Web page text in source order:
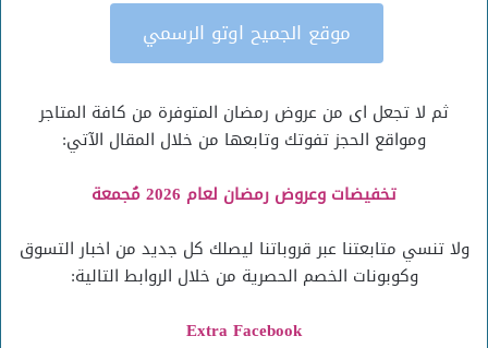
موقع الجميح اوتو الرسمي
ثم لا تجعل اى من عروض رمضان المتوفرة من كافة المتاجر
ومواقع الحجز تفوتك وتابعها من خلال المقال الآتي:
تخفيضات وعروض رمضان لعام 2026 مُجمعة
ولا تنسي متابعتنا عبر قروباتنا ليصلك كل جديد من اخبار التسوق
وكوبونات الخصم الحصرية من خلال الروابط التالية:
Extra Facebook